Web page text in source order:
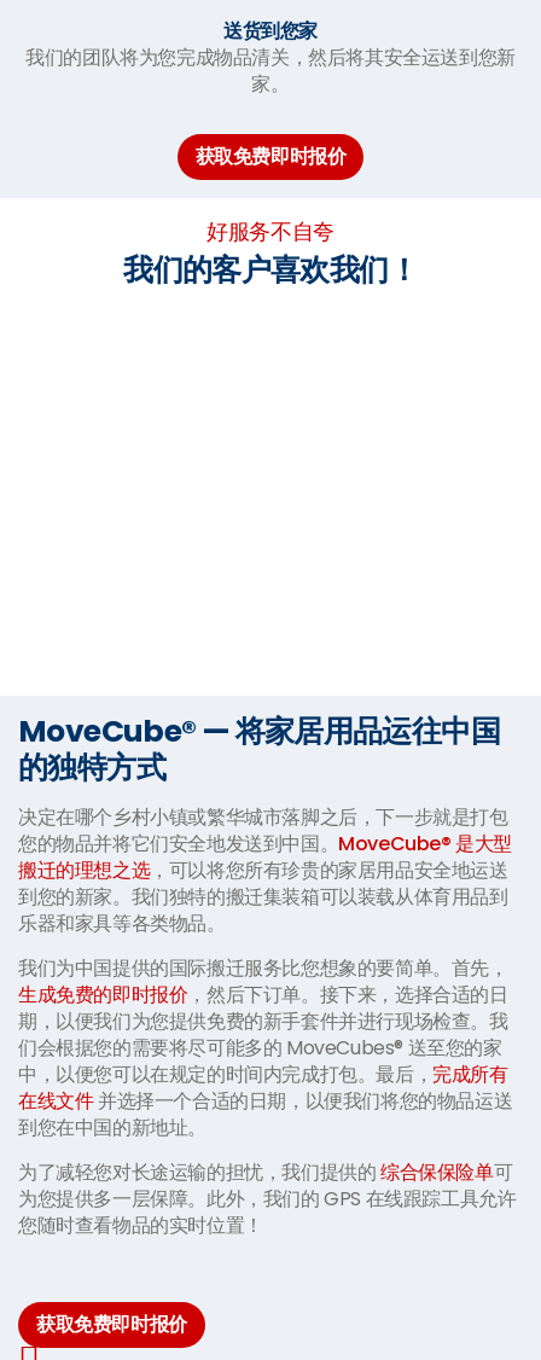
送货到您家
我们的团队将为您完成物品清关，然后将其安全运送到您新
家。
获取免费即时报价
好服务不自夸
我们的客户喜欢我们！
MoveCube® — 将家居用品运往中国
的独特方式
决定在哪个乡村小镇或繁华城市落脚之后，下一步就是打包
您的物品并将它们安全地发送到中国。 MoveCube® 是大型
搬迁的理想之选，可以将您所有珍贵的家居用品安全地运送
到您的新家。我们独特的搬迁集装箱可以装载从体育用品到
乐器和家具等各类物品。
我们为中国提供的国际搬迁服务比您想象的要简单。首先，
生成免费的即时报价 ，然后下订单。接下来，选择合适的日
期，以便我们为您提供免费的新手套件并进行现场检查。我
们会根据您的需要将尽可能多的 MoveCubes® 送至您的家
中，以便您可以在规定的时间内完成打包。最后， 完成所有
在线文件并选择一个合适的日期，以便我们将您的物品运送
到您在中国的新地址。
为了减轻您对长途运输的担忧，我们提供的综合保保险单可
为您提供多一层保障。此外，我们的 GPS 在线跟踪工具允许
您随时查看物品的实时位置！
获取免费即时报价